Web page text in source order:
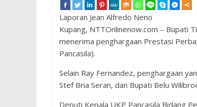
Laporan Jean Alfredo Neno
Kupang, NTTOnlinenow.com – Bupati
menerima penghargaan Prestasi
Pancasila).
Selain Ray Fernandez, penghargaan
Stef Bria Seran, dan Bupati Belu
Deputi Kepala UKP Pancasila Bidang